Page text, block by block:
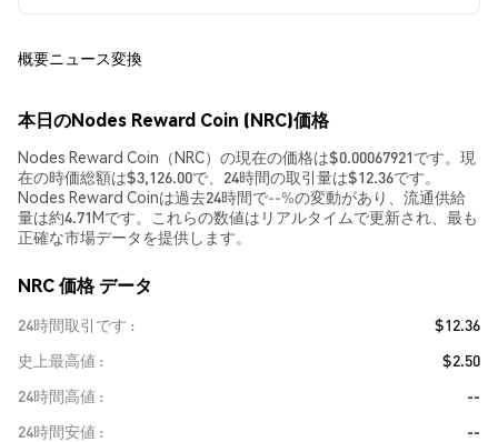
概要ニュース変換
本日のNodes Reward Coin (NRC)価格
Nodes Reward Coin（NRC）の現在の価格は$0.00067921です。現
在の時価総額は$3,126.00で、24時間の取引量は$12.36です。
Nodes Reward Coinは過去24時間で--%の変動があり、流通供給
量は約4.71Mです。これらの数値はリアルタイムで更新され、最も
正確な市場データを提供します。
NRC 価格 データ
24時間取引です
$12.36
史上最高値
$2.50
24時間高値
--
24時間安値
--